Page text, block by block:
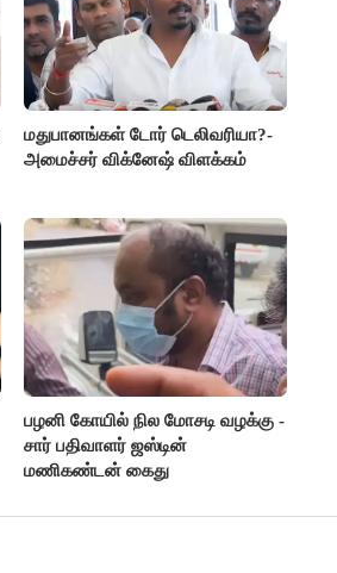
மதுபானங்கள் டோர் டெலிவரியா?-
அமைச்சர் விக்னேஷ் விளக்கம்
பழனி கோயில் நில மோசடி வழக்கு -
சார் பதிவாளர் ஜஸ்டின்
மணிகண்டன் கைது